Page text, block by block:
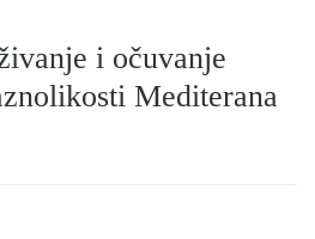
i očuvanje
Mediterana